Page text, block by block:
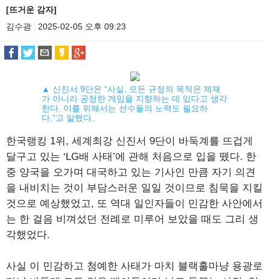
[뜨거운 감자]
김수광
2025-02-05 오후 09:23
▲ 신진서 9단은 “사실, 모든 규정의 목적은 제재
가 아니라 공정한 게임을 지향하는 데 있다고 생각
한다. 이를 위해서는 선수들의 노력도 필요하
다.”고 말했다.
한국랭킹 1위, 세계최강 신진서 9단이 바둑계를 뜨겁게
달구고 있는 ‘LG배 사태’에 관해 처음으로 입을 뗐다. 한
중 양국을 오가며 대국하고 있는 기사인 만큼 자기 의견
을 내비치는 것이 부담스러운 일일 것이므로 침묵을 지킬
것으로 예상했었고, 또 역대 일인자들이 민감한 사안에서
는 한 걸음 비껴섰던 전례로 미루어 보았을 때도 그리 생
각했었다.
사실 이 민감하고 첨예한 사태가 마치 블랙홀마냥 용광로